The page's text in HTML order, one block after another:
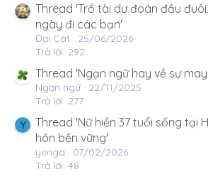
Thread 'Trổ tài dự đoán đầu
ngày đi các bạn'
Đại Cát
25/06/2026
Trả lời: 292
Thread 'Ngạn ngữ hay về sự
Ngạn ngữ
22/11/2025
Trả lời: 277
Y
Thread 'Nữ hiền 37 tuổi sống tại
hôn bền vững'
yenga
07/02/2026
Trả lời: 48